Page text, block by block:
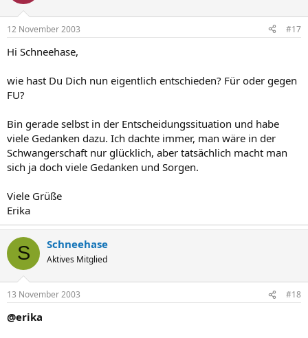
12 November 2003 #17
Hi Schneehase,
wie hast Du Dich nun eigentlich entschieden? Für oder gegen
FU?
Bin gerade selbst in der Entscheidungssituation und habe
viele Gedanken dazu. Ich dachte immer, man wäre in der
Schwangerschaft nur glücklich, aber tatsächlich macht man
sich ja doch viele Gedanken und Sorgen.
Viele Grüße
Erika
S Schneehase
Aktives Mitglied
13 November 2003 #18
@erika